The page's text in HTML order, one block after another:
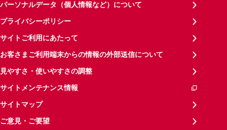
パーソナルデータ（個人情報など）について
プライバシーポリシー
サイトご利用にあたって
お客さまご利用端末からの情報の外部送信について
見やすさ・使いやすさの調整
サイトメンテナンス情報
サイトマップ
ご意見・ご要望